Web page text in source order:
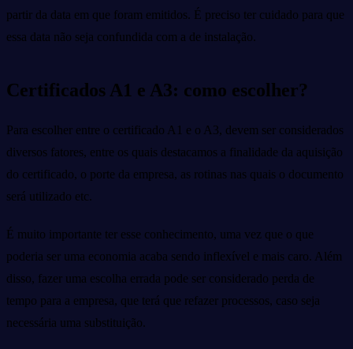
partir da data em que foram emitidos. É preciso ter cuidado para que
essa data não seja confundida com a de instalação.
Certificados A1 e A3: como escolher?
Para escolher entre o certificado A1 e o A3, devem ser considerados
diversos fatores, entre os quais destacamos a finalidade da aquisição
do certificado, o porte da empresa, as rotinas nas quais o documento
será utilizado etc.
É muito importante ter esse conhecimento, uma vez que o que
poderia ser uma economia acaba sendo inflexível e mais caro. Além
disso, fazer uma escolha errada pode ser considerado perda de
tempo para a empresa, que terá que refazer processos, caso seja
necessária uma substituição.